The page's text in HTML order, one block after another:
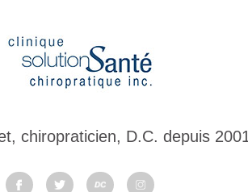
chiropraticien, D.C. depuis